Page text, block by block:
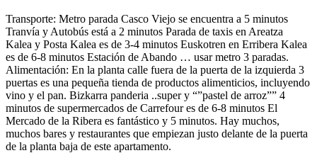
Transporte: Metro parada Casco Viejo se encuentra a 5 minutos
Tranvía y Autobús está a 2 minutos Parada de taxis en Areatza
Kalea y Posta Kalea es de 3-4 minutos Euskotren en Erribera Kalea
es de 6-8 minutos Estación de Abando … usar metro 3 paradas.
Alimentación: En la planta calle fuera de la puerta de la izquierda 3
puertas es una pequeña tienda de productos alimenticios, incluyendo
vino y el pan. Bizkarra panderia ..super y “”pastel de arroz”” 4
minutos de supermercados de Carrefour es de 6-8 minutos El
Mercado de la Ribera es fantástico y 5 minutos. Hay muchos,
muchos bares y restaurantes que empiezan justo delante de la puerta
de la planta baja de este apartamento.